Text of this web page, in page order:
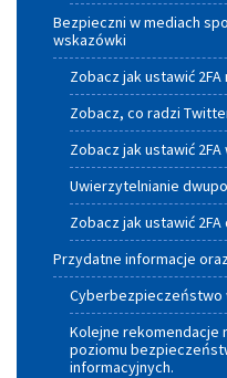
Bezpieczni w mediach
wskazówki
Zobacz jak ustawić 2FA
Zobacz, co radzi
Zobacz jak ustawić 2FA
Uwierzytelnianie
Zobacz jak ustawić
Przydatne informacje
Cyberbezpieczeństwo
Kolejne rekomendacje
poziomu
informacyjnych.